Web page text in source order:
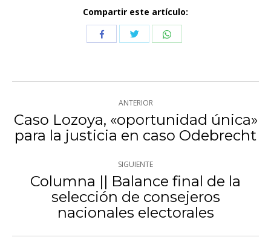
Compartir este artículo:
CompartirCompartirCompartir
Navegación
entre
publicaciones
ANTERIOR
Publicación
anterior:
Caso Lozoya, «oportunidad única»
para la justicia en caso Odebrecht
SIGUIENTE
Publicación
siguiente:
Columna || Balance final de la
selección de consejeros
nacionales electorales